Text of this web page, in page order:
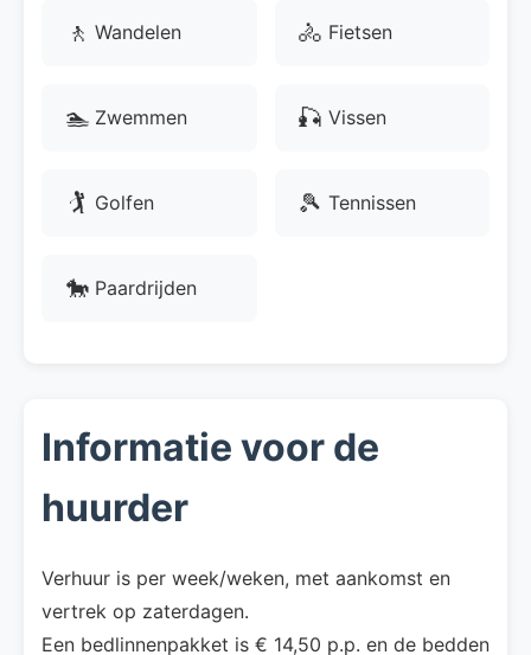
🚶 Wandelen 🚴 Fietsen
🏊 Zwemmen 🎣 Vissen
🏌 Golfen 🎾 Tennissen
🐎 Paardrijden
Informatie voor de
huurder
Verhuur is per week/weken, met aankomst en
vertrek op zaterdagen.
Een bedlinnenpakket is € 14,50 p.p. en de bedden